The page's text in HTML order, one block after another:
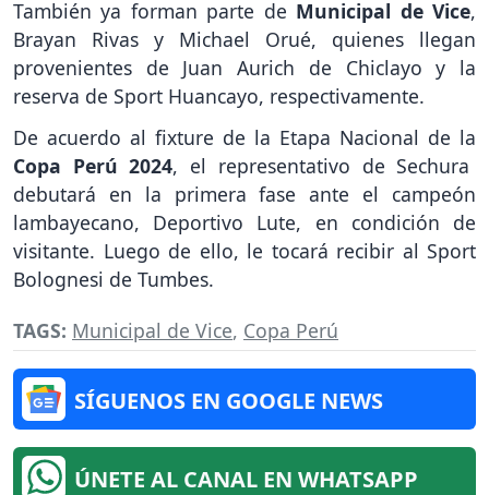
También ya forman parte de Municipal de Vice,
Brayan Rivas y Michael Orué, quienes llegan
provenientes de Juan Aurich de Chiclayo y la
reserva de Sport Huancayo, respectivamente.
De acuerdo al fixture de la Etapa Nacional de la
Copa Perú 2024, el representativo de Sechura
debutará en la primera fase ante el campeón
lambayecano, Deportivo Lute, en condición de
visitante. Luego de ello, le tocará recibir al Sport
Bolognesi de Tumbes.
TAGS: Municipal de Vice, Copa Perú
SÍGUENOS EN GOOGLE NEWS
ÚNETE AL CANAL EN WHATSAPP